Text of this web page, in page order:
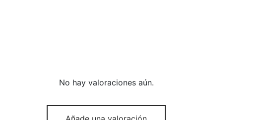
No hay valoraciones aún.